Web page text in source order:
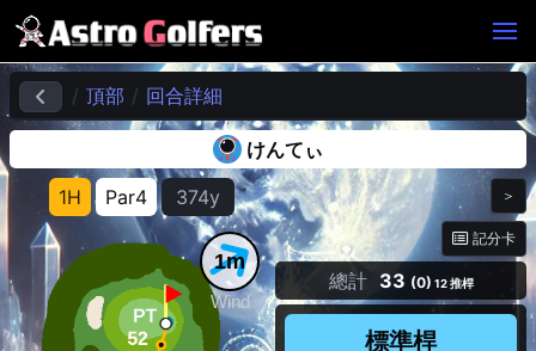
頂部 回合詳細
けんてぃ
1H
Par4 374y ＞
1m
Wind
記分卡
總計 33 (0) 12 推桿
標準桿